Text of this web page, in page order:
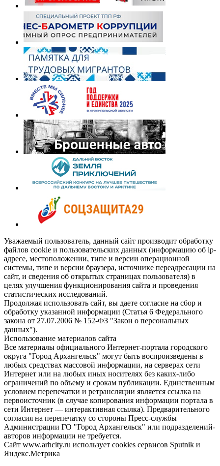
Уважаемый пользователь, данный сайт производит обработку
файлов cookie и пользовательских данных (информацию об ip-
адресе, местоположении, типе и версии операционной
системы, типе и версии браузера, источнике переадресации на
сайт, и сведения об открытых страницах пользователя) в
целях улучшения функционирования сайта и проведения
статистических исследований.
Продолжая использовать сайт, вы даете согласие на сбор и
обработку указанной информации (Статья 6 Федерального
закона от 27.07.2006 № 152-ФЗ "Закон о персональных
данных").
Использование материалов сайта
Все материалы официального Интернет-портала городского
округа "Город Архангельск" могут быть воспроизведены в
любых средствах массовой информации, на серверах сети
Интернет или на любых иных носителях без каких-либо
ограничений по объему и срокам публикации. Единственным
условием перепечатки и ретрансляции является ссылка на
первоисточник (в случае копирования информации портала в
сети Интернет — интерактивная ссылка). Предварительного
согласия на перепечатку со стороны Пресс-службы
Администрации ГО "Город Архангельск" или подразделений-
авторов информации не требуется.
Сайт www.arhcity.ru использует cookies сервисов Sputnik и
Яндекс.Метрика